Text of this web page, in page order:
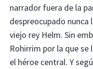
narrador fuera de la
despreocupado nunca
viejo rey Helm. Sin
Rohirrim por la que se
el héroe central. Y